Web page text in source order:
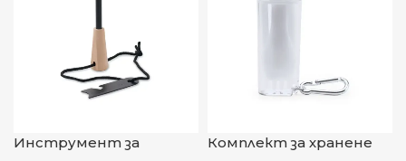
Инструмент за
Комплект за хранене